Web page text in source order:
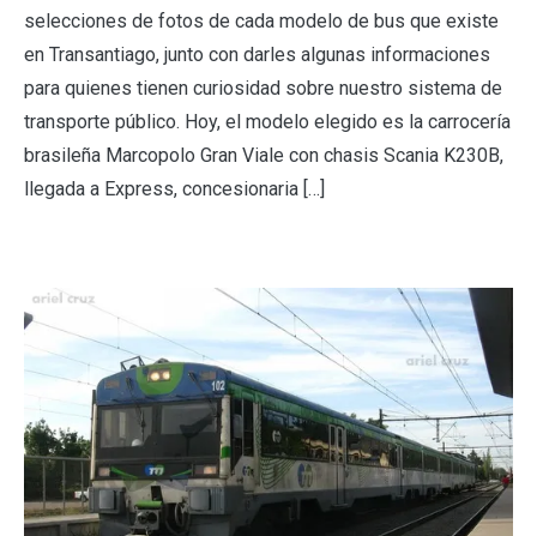
selecciones de fotos de cada modelo de bus que existe
en Transantiago, junto con darles algunas informaciones
para quienes tienen curiosidad sobre nuestro sistema de
transporte público. Hoy, el modelo elegido es la carrocería
brasileña Marcopolo Gran Viale con chasis Scania K230B,
llegada a Express, concesionaria […]